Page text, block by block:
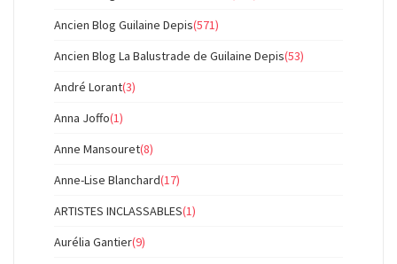
Ancien Blog Guilaine Depis(571)
Ancien Blog La Balustrade de Guilaine Depis(53)
André Lorant(3)
Anna Joffo(1)
Anne Mansouret(8)
Anne-Lise Blanchard(17)
ARTISTES INCLASSABLES(1)
Aurélia Gantier(9)